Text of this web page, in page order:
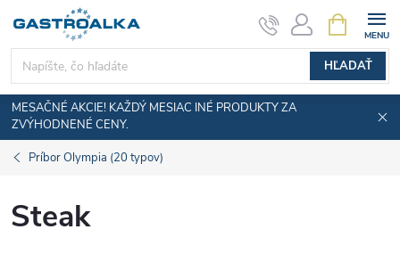
obsah
HĽADAŤ
KOŠÍK
MESAČNÉ AKCIE! KAŽDÝ MESIAC INÉ PRODUKTY ZA
ZVÝHODNENÉ CENY.
Príbor Olympia (20 typov)
Steak